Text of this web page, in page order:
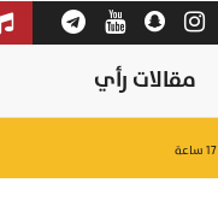
مقالات رأي